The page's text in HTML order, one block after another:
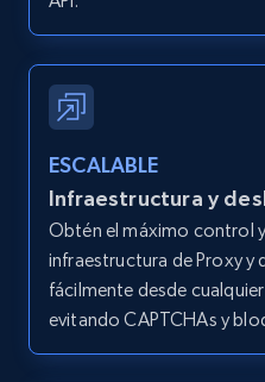
posted, Photos, URL,
10.4K+ 1.2K+
TikTok - Profiles
Account id, Nickname,
engagement rate,
Like engagement rate,
and more.
ESCALABLE
Infraestructura y
Obtén el máximo control
infraestructura de Proxy y
fácilmente desde
evitando CAPTCHAs y